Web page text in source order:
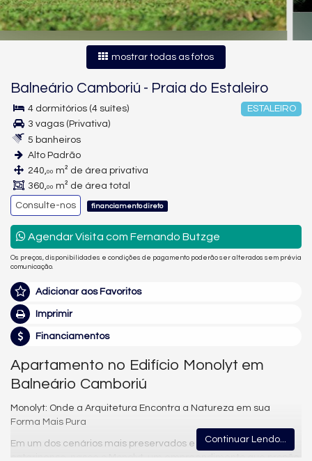
mostrar todas as fotos
Balneário Camboriú - Praia do Estaleiro
ESTALEIRO
4 dormitórios (4 suítes)
3 vagas (Privativa)
5 banheiros
Alto Padrão
240,00 m² de área privativa
360,00 m² de área total
Consulte-nos
financiamento direto
Agendar Visita com Fernando Butzge
Os preços, disponibilidades e condições de pagamento poderão ser alterados sem prévia
comunicação.
Adicionar aos Favoritos
Imprimir
Financiamentos
Apartamento no Edifício Monolyt em
Balneário Camboriú
Monolyt: Onde a Arquitetura Encontra a Natureza em sua
Forma Mais Pura
Em um dos cenários mais preservados e desejados do litoral
catarinense, nasce o Monolyt, um empreendimento que propõe
Continuar Lendo...